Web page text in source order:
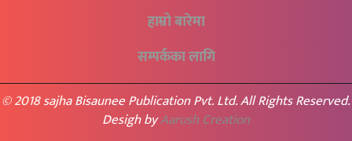
हाम्रो बारेमा
सम्पर्कका लागि
© 2018 sajha Bisaunee Publication Pvt. Ltd. All Rights Reserved.
Desigh byAarush Creation